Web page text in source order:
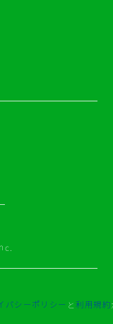
バシーポリシー と利用規約